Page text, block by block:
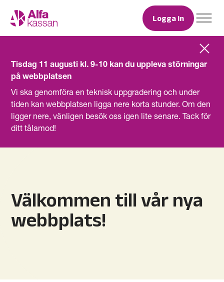
Logga in
Tisdag 11 augusti kl. 9-10 kan du uppleva störningar
på webbplatsen
Vi ska genomföra en teknisk uppgradering och under
tiden kan webbplatsen ligga nere korta stunder. Om den
ligger nere, vänligen besök oss igen lite senare. Tack för
ditt tålamod!
Välkommen till vår nya
webbplats!